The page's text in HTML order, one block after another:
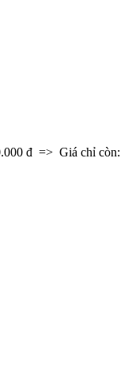
đ => Giá chỉ còn: